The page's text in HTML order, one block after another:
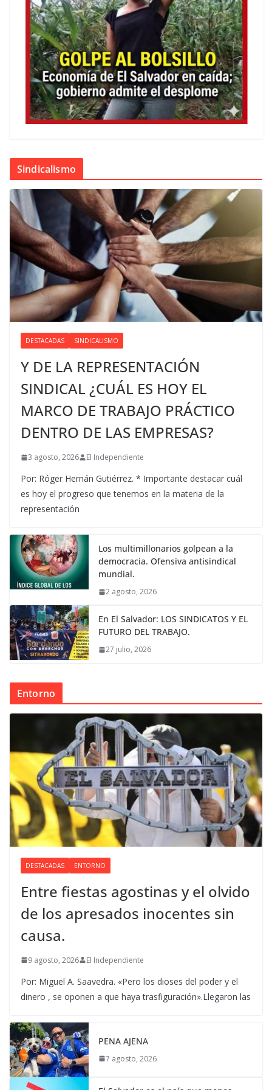
Sindicalismo
DESTACADAS SINDICALISMO
Y DE LA REPRESENTACIÓN
SINDICAL ¿CUÁL ES HOY EL
MARCO DE TRABAJO PRÁCTICO
DENTRO DE LAS EMPRESAS?
3 agosto, 2026 El Independiente
Por: Róger Hernán Gutiérrez. * Importante destacar cuál
es hoy el progreso que tenemos en la materia de la
representación
Los multimillonarios golpean a la
democracia. Ofensiva antisindical
mundial.
2 agosto, 2026
En El Salvador: LOS SINDICATOS Y EL
FUTURO DEL TRABAJO.
27 julio, 2026
Entorno
DESTACADAS ENTORNO
Entre fiestas agostinas y el olvido
de los apresados inocentes sin
causa.
9 agosto, 2026 El Independiente
Por: Miguel A. Saavedra. «Pero los dioses del poder y el
dinero , se oponen a que haya trasfiguración».Llegaron las
PENA AJENA
7 agosto, 2026